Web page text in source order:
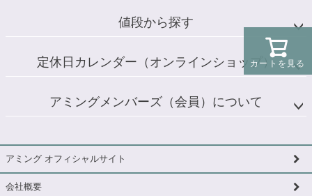
カートを見る
値段から探す
定休日カレンダー（オンラインショップ）
アミングメンバーズ（会員）について
アミング オフィシャルサイト
会社概要